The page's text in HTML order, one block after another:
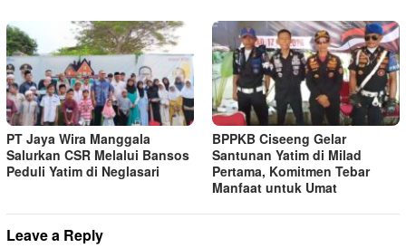
PT Jaya Wira Manggala
Salurkan CSR Melalui Bansos
Peduli Yatim di Neglasari
BPPKB Ciseeng Gelar
Santunan Yatim di Milad
Pertama, Komitmen Tebar
Manfaat untuk Umat
Leave a Reply